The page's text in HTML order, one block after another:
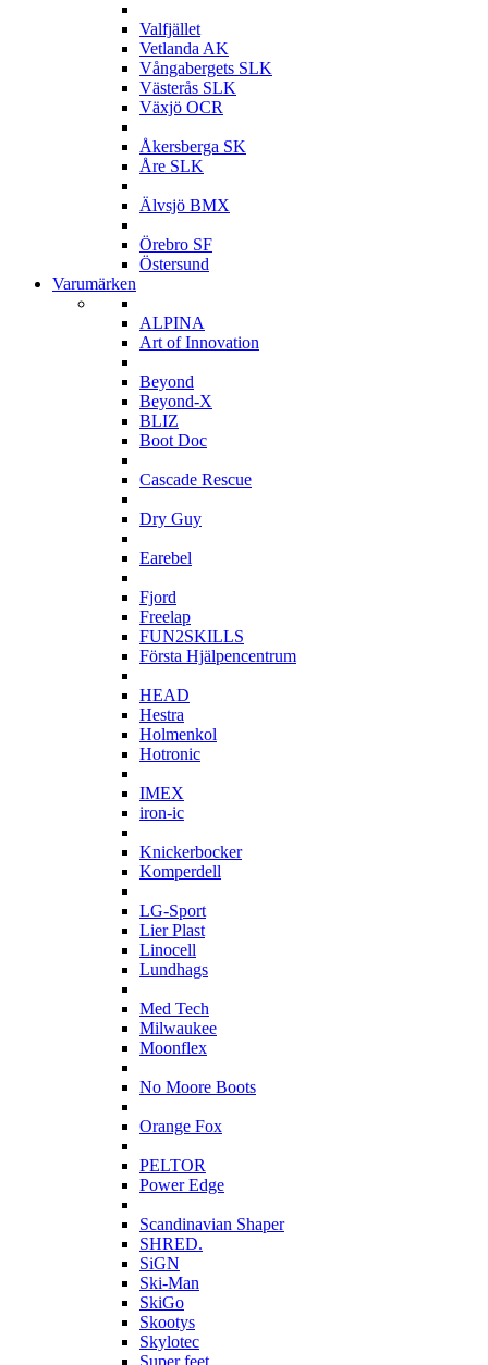
Valfjället
Vetlanda AK
Vångabergets SLK
Västerås SLK
Växjö OCR
Åkersberga SK
Åre SLK
Älvsjö BMX
Örebro SF
Östersund
Varumärken
ALPINA
Art of Innovation
Beyond
Beyond-X
BLIZ
Boot Doc
Cascade Rescue
Dry Guy
Earebel
Fjord
Freelap
FUN2SKILLS
Första Hjälpencentrum
HEAD
Hestra
Holmenkol
Hotronic
IMEX
iron-ic
Knickerbocker
Komperdell
LG-Sport
Lier Plast
Linocell
Lundhags
Med Tech
Milwaukee
Moonflex
No Moore Boots
Orange Fox
PELTOR
Power Edge
Scandinavian Shaper
SHRED.
SiGN
Ski-Man
SkiGo
Skootys
Skylotec
Super feet